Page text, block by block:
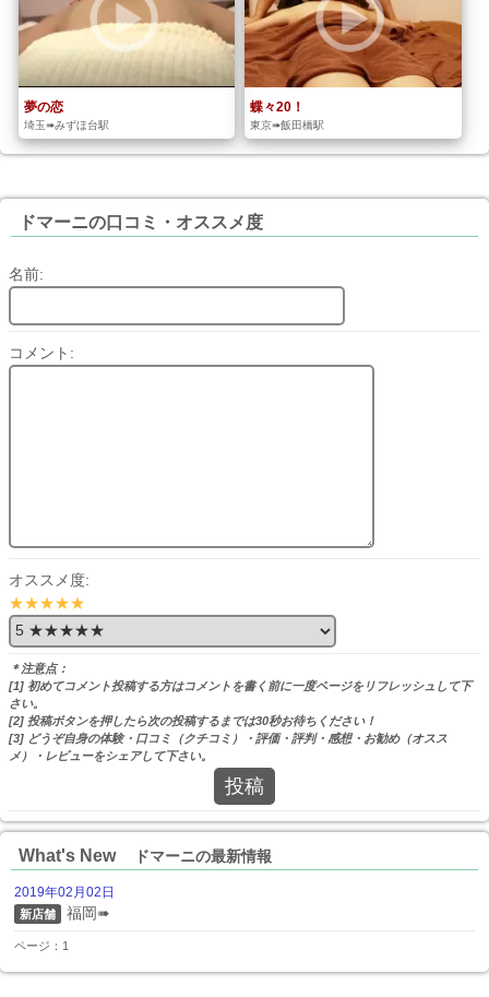
夢の恋
埼玉➠みずほ台駅
蝶々20！
東京➠飯田橋駅
ドマーニの口コミ・オススメ度
名前:
コメント:
オススメ度:
★★★★★
＊注意点：
[1] 初めてコメント投稿する方はコメントを書く前に一度ページをリフレッシュして下
さい。
[2] 投稿ボタンを押したら次の投稿するまでは30秒お待ちください！
[3] どうぞ自身の体験・口コミ（クチコミ）・評価・評判・感想・お勧め（オスス
メ）・レビューをシェアして下さい。
投稿
What's New ドマーニの最新情報
2019年02月02日
新店舗 福岡➠
ページ：1